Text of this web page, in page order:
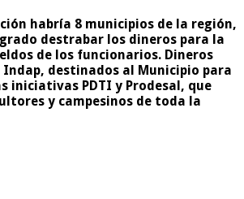
habría 8 municipios de la región,
destrabar los dineros para la
de los funcionarios. Dineros
Indap, destinados al Municipio para
iniciativas PDTI y Prodesal, que
y campesinos de toda la